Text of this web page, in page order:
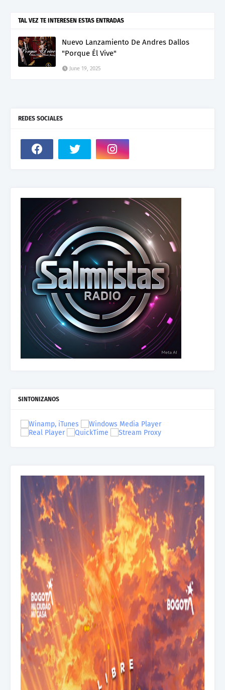
TAL VEZ TE INTERESEN ESTAS ENTRADAS
Nuevo Lanzamiento De Andres Dallos
"Porque Él Vive"
June 19, 2025
REDES SOCIALES
SINTONIZANOS